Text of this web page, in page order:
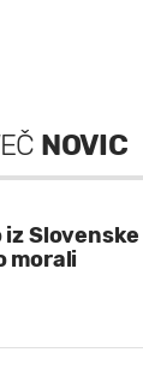
NOVIC
Slovenske
morali